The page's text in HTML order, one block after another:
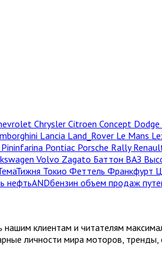
Chrysler Citroen Concept Dodge
Lancia Land_Rover Le Mans
Pininfarina Pontiac Porsche Rally
Volvo Zagato Баттон ВАЗ
Токио Феттель Франкфурт
нефтьANDбензин объем продаж
клиентам и читателям
личности мира моторов,